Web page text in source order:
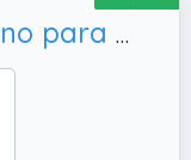
Adiwo Pastillas de Freno para Bicicleta, para Bicicleta de Montaña(Rojo)